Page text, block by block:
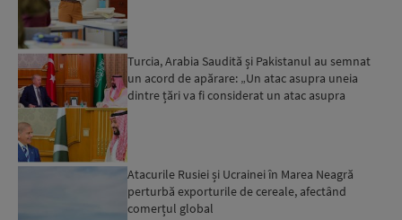
Turcia, Arabia Saudită și Pakistanul au semnat
un acord de apărare: „Un atac asupra uneia
dintre țări va fi considerat un atac asupra
Atacurile Rusiei și Ucrainei în Marea Neagră
perturbă exporturile de cereale, afectând
comerțul global